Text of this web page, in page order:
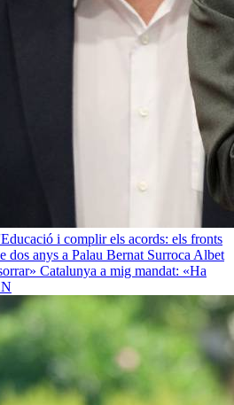
i complir els acords: els fronts
dos anys a Palau Bernat Surroca Albet
Catalunya a mig mandat: «Ha